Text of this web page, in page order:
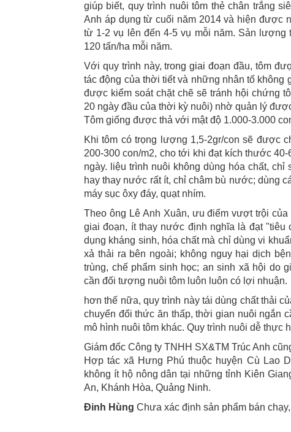
giúp biết, quy trình nuôi tôm thẻ chân trắng
Anh áp dụng từ cuối năm 2014 và hiện được
từ 1-2 vụ lên đến 4-5 vụ mỗi năm. Sản
120 tấn/ha mỗi năm.
Với quy trình này, trong giai đoạn đầu, tôm
tác động của thời tiết và những nhân tố không
được kiểm soát chặt chẽ sẽ tránh hội chứng
20 ngày đầu của thời kỳ nuôi) nhờ quản lý
Tôm giống được thả với mật độ 1.000-3.000
Khi tôm có trọng lượng 1,5-2gr/con sẽ được
200-300 con/m2, cho tới khi đạt kích thước
ngày. liệu trình nuôi không dùng hóa chất,
hay thay nước rất ít, chỉ châm bù nước; dùng
máy sục ôxy đáy, quạt nhím.
Theo ông Lê Anh Xuân, ưu điểm vượt trội
giai đoạn, ít thay nước định nghĩa là đạt
dụng kháng sinh, hóa chất mà chỉ dùng vi
xả thải ra bên ngoài; không nguy hại dịch
trùng, chế phẩm sinh học; an sinh xã hội do
cần đối tượng nuôi tôm luôn luôn có lợi nhuận.
hơn thế nữa, quy trình này tái dùng chất thải
chuyển đổi thức ăn thấp, thời gian nuôi ngắn
mô hình nuôi tôm khác. Quy trình nuôi dễ thực
Giám đốc Công ty TNHH SX&TM Trúc Anh
Hợp tác xã Hưng Phú thuộc huyện Cù Lao
không ít hộ nông dân tại những tỉnh Kiên
An, Khánh Hòa, Quảng Ninh.
Đinh Hùng Chưa xác định sản phẩm bán